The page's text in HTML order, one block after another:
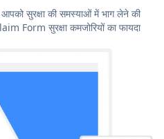
सुरक्षा की समस्याओं में भाग लेने की
Form सुरक्षा कमजोरियों का फायदा